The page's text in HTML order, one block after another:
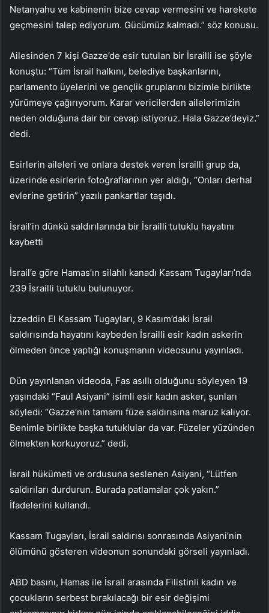
Netanyahu ve kabinenin bize cevap vermesini ve harekete
geçmesini talep ediyorum. Gücümüz kalmadı.” söz konusu.
Ailesinden 7 kişi Gazze’de esir tutulan bir İsrailli ise şöyle
konuştu: “Tüm İsrail halkını, belediye başkanlarını,
parlamento üyelerini ve gençlik gruplarını bizimle birlikte
yürümeye çağırıyorum. Karar vericilerden ailelerimizin
neden olduğuna dair bir cevap istiyoruz. Hala Gazze’deyiz.”
dedi.
Esirlerin aileleri ve onlara destek veren İsrailli grup da,
üzerinde esirlerin fotoğraflarının yer aldığı, “Onları derhal
evlerine getirin” yazılı pankartlar taşıdı.
İsrail’in dünkü saldırılarında bir İsrailli tutuklu hayatını
kaybetti
İsrail’e göre Hamas’ın silahlı kanadı Kassam Tugayları’nda
239 İsrailli tutuklu bulunuyor.
İzzeddin El Kassam Tugayları, 9 Kasım’daki İsrail
saldırısında hayatını kaybeden İsrailli esir kadın askerin
ölmeden önce yaptığı konuşmanın videosunu yayınladı.
Dün yayınlanan videoda, Fas asıllı olduğunu söyleyen 19
yaşındaki “Faul Asiyani” isimli esir kadın asker, şunları
söyledi: “Gazze’nin tamamı füze saldırısına maruz kalıyor.
Benimle birlikte başka tutuklular da var. Füzeler yüzünden
ölmekten korkuyoruz.” dedi.
İsrail hükümeti ve ordusuna seslenen Asiyani, “Lütfen
saldırıları durdurun. Burada patlamalar çok yakın.”
İfadelerini kullandı.
Kassam Tugayları, İsrail saldırısı sonrasında Asiyani’nin
ölümünü gösteren videonun sonundaki görseli yayınladı.
ABD basını, Hamas ile İsrail arasında Filistinli kadın ve
çocukların serbest bırakılacağı bir esir değişimi